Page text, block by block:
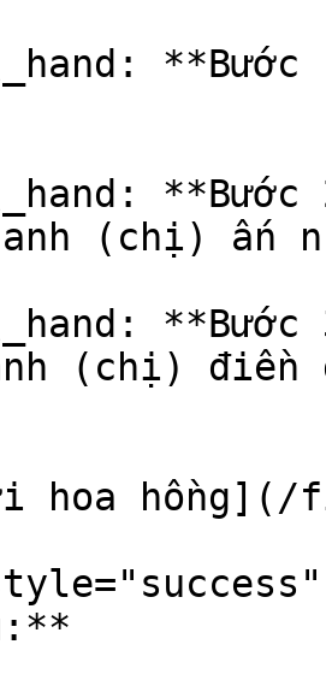
**Bước
(chị) ấn
**Bước
(chị) điền
hoa hồng](/